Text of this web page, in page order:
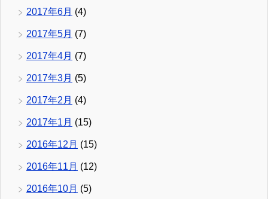
2017年6月 (4)
2017年5月 (7)
2017年4月 (7)
2017年3月 (5)
2017年2月 (4)
2017年1月 (15)
2016年12月 (15)
2016年11月 (12)
2016年10月 (5)